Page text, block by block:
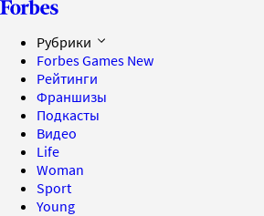
Рубрики
Forbes Games New
Рейтинги
Франшизы
Подкасты
Видео
Life
Woman
Sport
Young